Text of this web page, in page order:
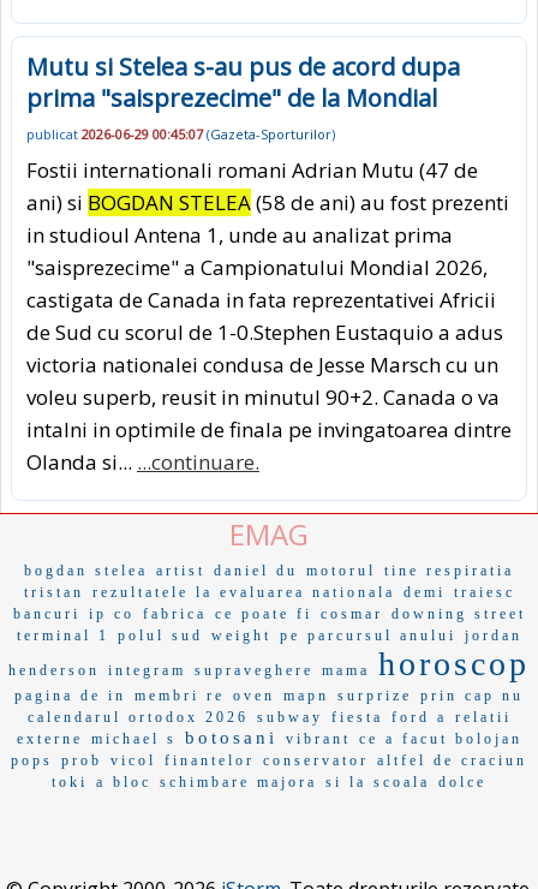
Mutu si Stelea s-au pus de acord dupa
prima "saisprezecime" de la Mondial
publicat 2026-06-29 00:45:07(Gazeta-Sporturilor)
Fostii internationali romani Adrian Mutu (47 de
ani) si BOGDAN STELEA(58 de ani) au fost prezenti
in studioul Antena 1, unde au analizat prima
"saisprezecime" a Campionatului Mondial 2026,
castigata de Canada in fata reprezentativei Africii
de Sud cu scorul de 1-0.Stephen Eustaquio a adus
victoria nationalei condusa de Jesse Marsch cu un
voleu superb, reusit in minutul 90+2. Canada o va
intalni in optimile de finala pe invingatoarea dintre
Olanda si... ...continuare.
EMAG
bogdan stelea artist daniel du motorul
tine respiratia
tristan
rezultatele la evaluarea nationala demi
traiesc
bancuri
ip co fabrica ce poate fi cosmar
downing street
terminal 1
polul sud weight pe parcursul anului jordan
henderson integram supraveghere mama horoscop
pagina de in membri re oven mapn surprize
prin cap nu
calendarul ortodox 2026
subway fiesta ford a
relatii
externe
michael s botosani vibrant
ce a facut bolojan
pops
prob vicol finantelor conservator
altfel de craciun
toki
a bloc schimbare majora si la scoala dolce